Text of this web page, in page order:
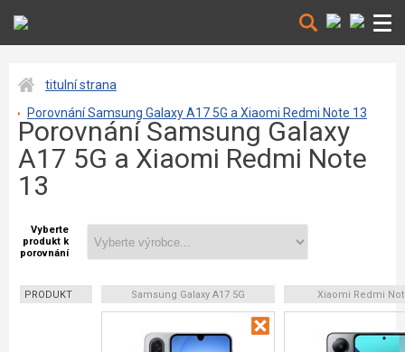
titulní strana
Porovnání Samsung Galaxy A17 5G a Xiaomi Redmi Note 13
Porovnání Samsung Galaxy
A17 5G a Xiaomi Redmi Note
13
Vyberte
produkt k
porovnání
PRODUKT Samsung Galaxy A17 5G Xiaomi Redmi